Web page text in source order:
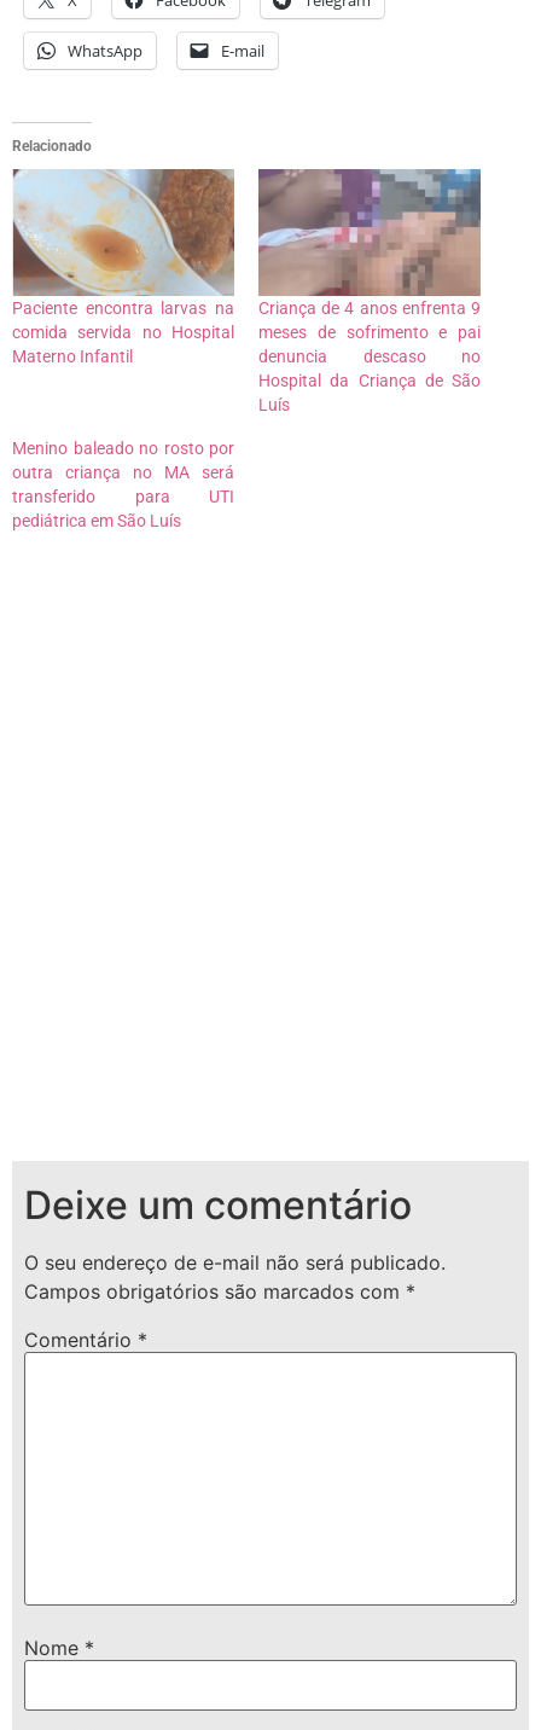
WhatsApp E-mail
Relacionado
Paciente encontra larvas na
comida servida no Hospital
Materno Infantil
Criança de 4 anos enfrenta 9
meses de sofrimento e pai
denuncia descaso no
Hospital da Criança de São
Luís
Menino baleado no rosto por
outra criança no MA será
transferido para UTI
pediátrica em São Luís
Deixe um comentário
O seu endereço de e-mail não será publicado.
Campos obrigatórios são marcados com *
Comentário *
Nome *